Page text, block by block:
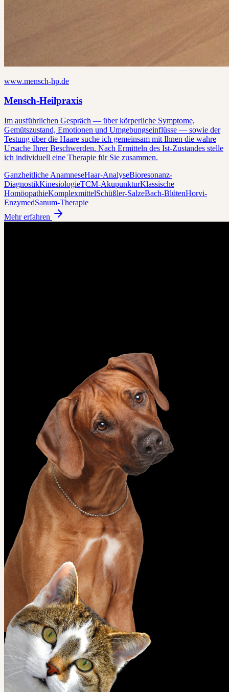
www.mensch-hp.de
Mensch-Heilpraxis
Im ausführlichen Gespräch — über körperliche Symptome,
Gemütszustand, Emotionen und Umgebungseinflüsse — sowie der
Testung über die Haare suche ich gemeinsam mit Ihnen die wahre
Ursache Ihrer Beschwerden. Nach Ermitteln des Ist-Zustandes stelle
ich individuell eine Therapie für Sie zusammen.
Ganzheitliche AnamneseHaar-AnalyseBioresonanz-
DiagnostikKinesiologieTCM-AkupunkturKlassische
HomöopathieKomplexmittelSchüßler-SalzeBach-BlütenHorvi-
EnzymedSanum-Therapie
Mehr erfahren